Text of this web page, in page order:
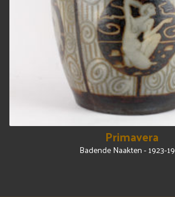
Primavera
Badende Naakten - 1923-